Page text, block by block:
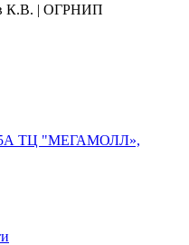
К.В. | ОГРНИП
ТЦ "МЕГАМОЛЛ»,